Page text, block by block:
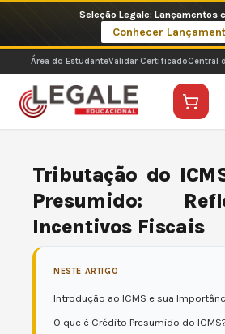
o
conteúdo
Imperdíveis no Pix: Pós Selecionadas a 199
Ver ofertas
Área do EstudanteValidar CertificadoCentral
Tributação do
Presumido:
Incentivos Fiscais
NESTE ARTIGO
Introdução ao ICMS e sua
O que é Crédito Presumido do